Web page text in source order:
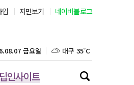
지면보기 네이버블로그
인사이트
금요일 대구 35˚C
인천 30˚C